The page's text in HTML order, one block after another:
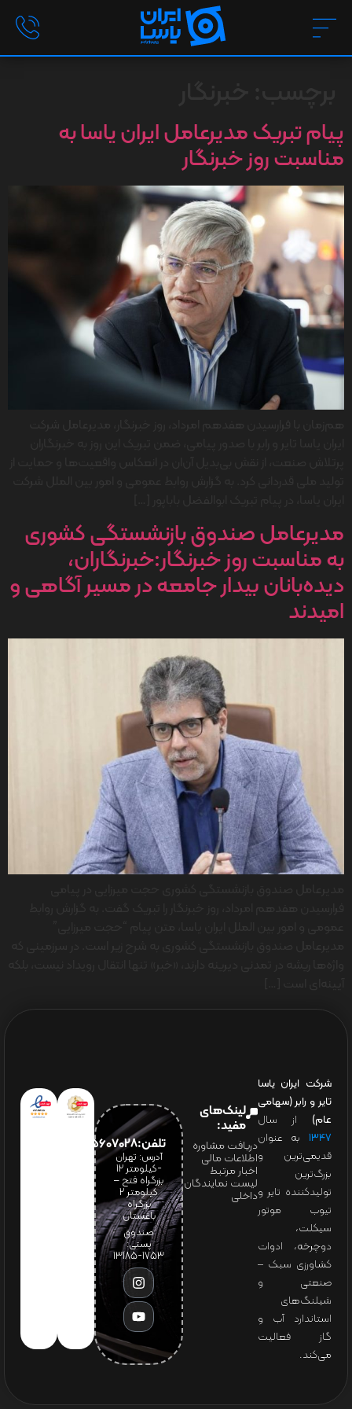
پیام تبریک مدیرعامل ایران یاسا به
مناسبت روز خبرنگار
مدیرعامل صندوق بازنشستگی کشوری
به مناسبت روز خبرنگار:خبرنگاران،
دیده‌بانان بیدار جامعه در مسیر آگاهی و
امیدند
شرکت ایران یاسا
تایر و رابر (سهامی
عام) از سال
۱۳۴۷ به عنوان
قدیمی‌ترین و
بزرگ‌ترین
تولیدکننده تایر و
تیوب موتور
سیکلت،
دوچرخه، ادوات
کشاورزی سبک –
صنعتی و
شیلنگ‌های
استاندارد آب و
گاز فعالیت
می‌کند.
لینک‌های
مفید:
دریافت مشاوره
اطلاعات مالی
اخبار مرتبط
لیست نمایندگان
داخلی
تلفن:65607028(021)
آدرس: تهران
-کیلومتر 12
بزرگراه فتح –
کیلومتر ۲
بزرگراه
باغستان
صندوق
پستی:
1753-13185